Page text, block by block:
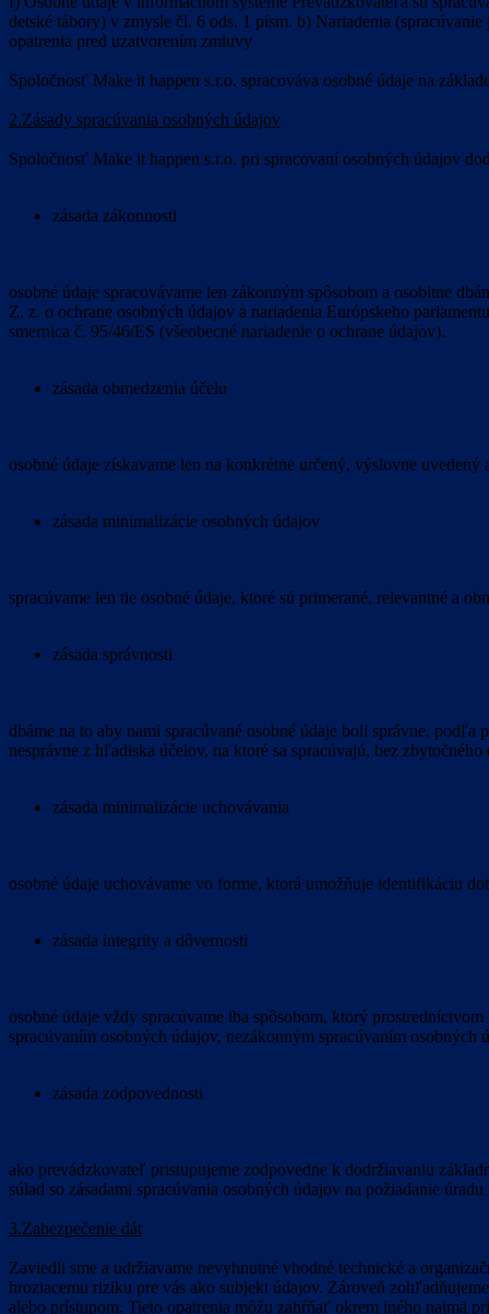
detské tábory) v zmysle čl. 6 ods. 1 písm. b) Nariadenia
opatrenia pred uzatvorením zmluvy
Spoločnosť Make it happen s.r.o. spracováva osobné údaje na
2.Zásady spracúvania osobných údajov
Spoločnosť Make it happen s.r.o. pri spracovaní osobných údajov
zásada zákonnosti
osobné údaje spracovávame len zákonným spôsobom a osobitne
Z. z. o ochrane osobných údajov a nariadenia Európskeho
smernica č. 95/46/ES (všeobecné nariadenie o ochrane údajov).
zásada obmedzenia účelu
osobné údaje získavame len na konkrétne určený, výslovne
zásada minimalizácie osobných údajov
spracúvame len tie osobné údaje, ktoré sú primerané, relevantné a
zásada správnosti
dbáme na to aby nami spracúvané osobné údaje boli správne, podľa
nesprávne z hľadiska účelov, na ktoré sa spracúvajú, bez
zásada minimalizácie uchovávania
osobné údaje uchovávame vo forme, ktorá umožňuje identifikáciu
zásada integrity a dôvernosti
osobné údaje vždy spracúvame iba spôsobom, ktorý
spracúvaním osobných údajov, nezákonným spracúvaním
zásada zodpovednosti
ako prevádzkovateľ pristupujeme zodpovedne k dodržiavaniu
súlad so zásadami spracúvania osobných údajov na požiadanie
3.Zabezpečenie dát
Zaviedli sme a udržiavame nevyhnutné vhodné technické a
hroziacemu riziku pre vás ako subjekt údajov. Zároveň
alebo prístupom. Tieto opatrenia môžu zahŕňať okrem iného najmä